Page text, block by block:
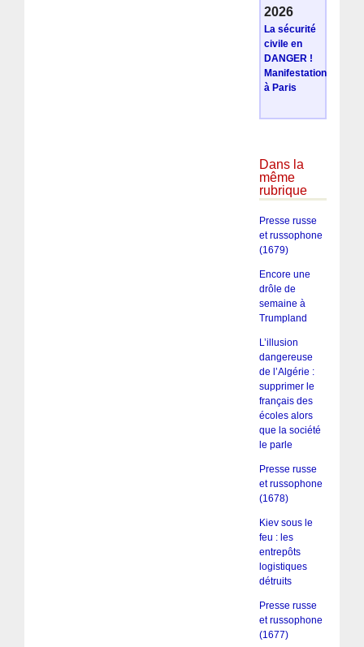
2026
La sécurité
civile en
DANGER !
Manifestation
à Paris
Dans la
même
rubrique
Presse russe
et russophone
(1679)
Encore une
drôle de
semaine à
Trumpland
L’illusion
dangereuse
de l’Algérie :
supprimer le
français des
écoles alors
que la société
le parle
Presse russe
et russophone
(1678)
Kiev sous le
feu : les
entrepôts
logistiques
détruits
Presse russe
et russophone
(1677)